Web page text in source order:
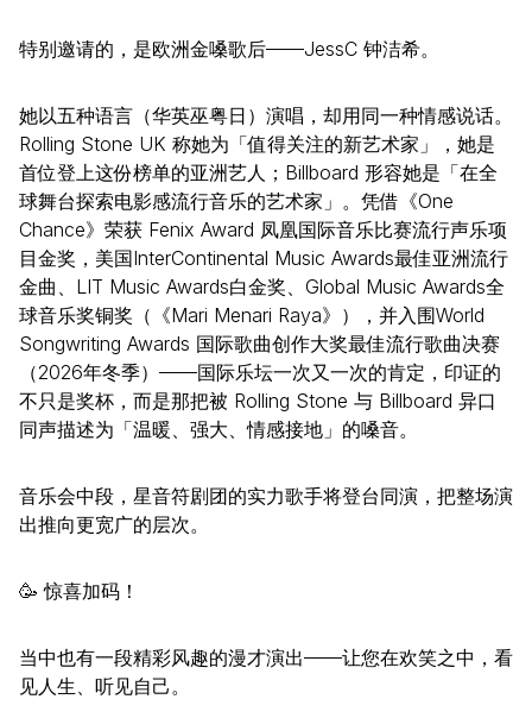
特别邀请的，是欧洲金嗓歌后——JessC 钟洁希。
她以五种语言（华英巫粤日）演唱，却用同一种情感说话。
Rolling Stone UK 称她为「值得关注的新艺术家」，她是
首位登上这份榜单的亚洲艺人；Billboard 形容她是「在全
球舞台探索电影感流行音乐的艺术家」。凭借《One
Chance》荣获 Fenix Award 凤凰国际音乐比赛流行声乐项
目金奖，美国InterContinental Music Awards最佳亚洲流行
金曲、LIT Music Awards白金奖、Global Music Awards全
球音乐奖铜奖（《Mari Menari Raya》），并入围World
Songwriting Awards 国际歌曲创作大奖最佳流行歌曲决赛
（2026年冬季）——国际乐坛一次又一次的肯定，印证的
不只是奖杯，而是那把被 Rolling Stone 与 Billboard 异口
同声描述为「温暖、强大、情感接地」的嗓音。
音乐会中段，星音符剧团的实力歌手将登台同演，把整场演
出推向更宽广的层次。
🥳 惊喜加码！
当中也有一段精彩风趣的漫才演出——让您在欢笑之中，看
见人生、听见自己。